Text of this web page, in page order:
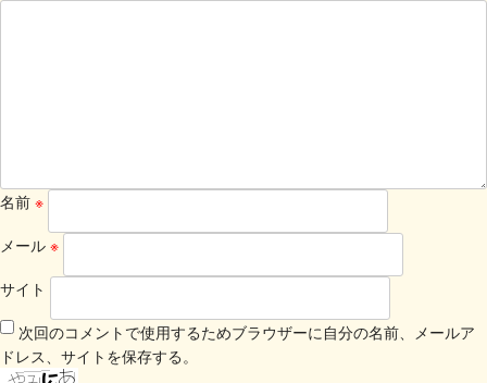
名前 ※
メール ※
サイト
次回のコメントで使用するためブラウザーに自分の名前、メールア
ドレス、サイトを保存する。